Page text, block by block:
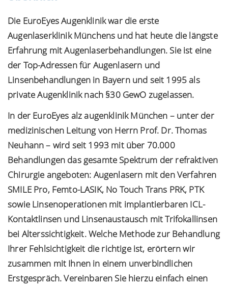
Die EuroEyes Augenklinik war die erste
Augenlaserklinik Münchens und hat heute die längste
Erfahrung mit Augenlaserbehandlungen. Sie ist eine
der Top-Adressen für Augenlasern und
Linsenbehandlungen in Bayern und seit 1995 als
private Augenklinik nach §30 GewO zugelassen.
In der EuroEyes alz augenklinik München – unter der
medizinischen Leitung von Herrn Prof. Dr. Thomas
Neuhann – wird seit 1993 mit über 70.000
Behandlungen das gesamte Spektrum der refraktiven
Chirurgie angeboten: Augenlasern mit den Verfahren
SMILE Pro, Femto-LASIK, No Touch Trans PRK, PTK
sowie Linsenoperationen mit implantierbaren ICL-
Kontaktlinsen und Linsenaustausch mit Trifokallinsen
bei Alterssichtigkeit. Welche Methode zur Behandlung
Ihrer Fehlsichtigkeit die richtige ist, erörtern wir
zusammen mit Ihnen in einem unverbindlichen
Erstgespräch. Vereinbaren Sie hierzu einfach einen